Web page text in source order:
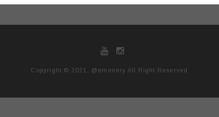
Copyright © 2021, @emenery All Right Reserved